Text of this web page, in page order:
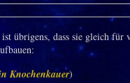
ist übrigens, dass sie gleich
Knochenkauer)